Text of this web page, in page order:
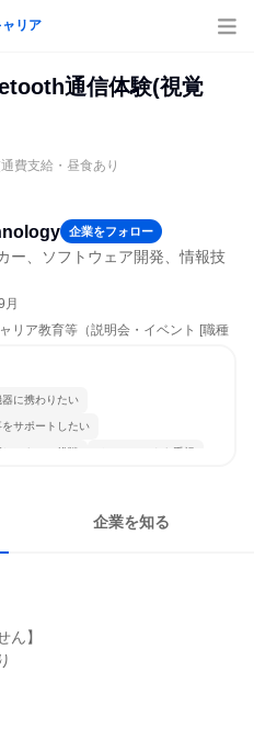
ャリア
通信体験(視覚
費支給・昼食あり
企業をフォロー
ー、ソフトウェア開発、情報技
月
リア教育等（説明会・イベント [職種
に携わりたい
をサポートしたい
しいものに挑戦 チームワークを重視
企業を知る
ん】